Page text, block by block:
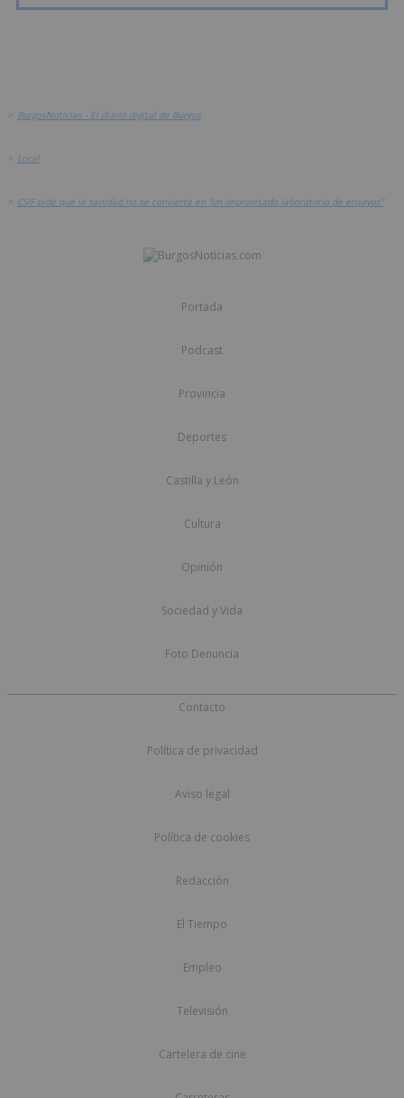
> BurgosNoticias - El diario digital de Burgos
> Local
> CSIF pide que la sanidad no se convierta en “un improvisado laboratorio de ensayos”
Portada
Podcast
Provincia
Deportes
Castilla y León
Cultura
Opinión
Sociedad y Vida
Foto Denuncia
Contacto
Política de privacidad
Aviso legal
Política de cookies
Redacción
El Tiempo
Empleo
Televisión
Cartelera de cine